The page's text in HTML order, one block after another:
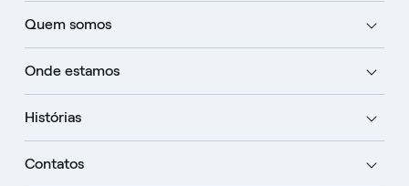
Quem somos
Onde estamos
Histórias
Contatos